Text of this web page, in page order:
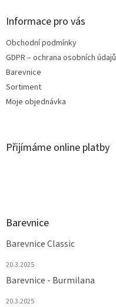
Informace pro vás
Obchodní podmínky
GDPR – ochrana osobních údajů
Barevnice
Sortiment
Moje objednávka
Přijímáme online platby
Barevnice
Barevnice Classic
20.3.2025
Barevnice - Burmilana
20.3.2025